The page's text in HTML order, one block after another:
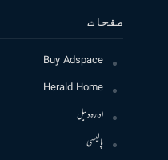
صفحات
Buy Adspace
Herald Home
ادارہ دلیل
پالیسی